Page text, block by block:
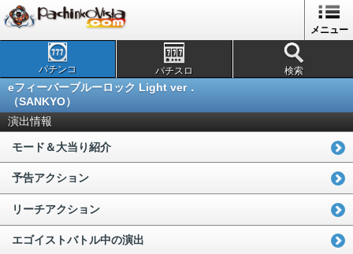
メニュー
パチンコ パチスロ 検索
eフィーバーブルーロック Light ver．
（SANKYO）
演出情報
モード＆大当り紹介
予告アクション
リーチアクション
エゴイストバトル中の演出